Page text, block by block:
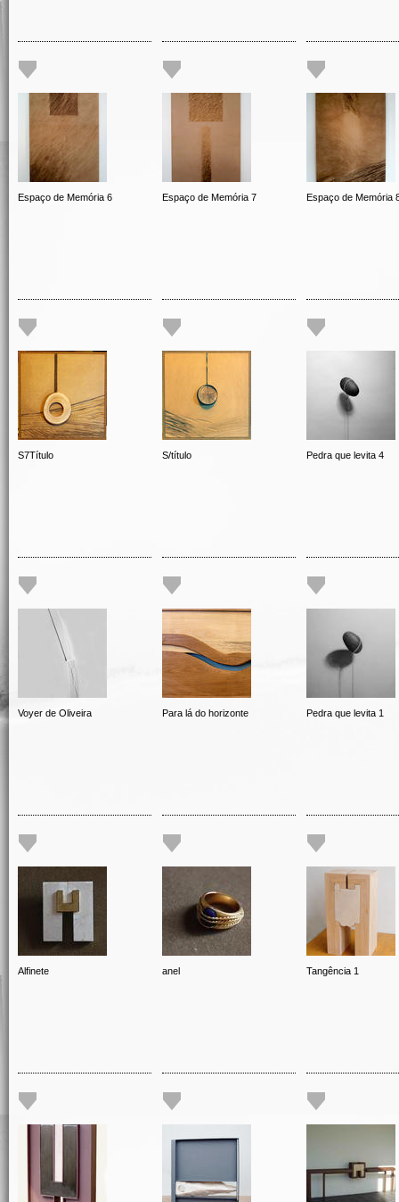
Espaço de Memória 6 Espaço de Memória 7 Espaço de Memória
S7Título S/título Pedra que levita 4
Voyer de Oliveira Para lá do horizonte Pedra que levita 1
Alfinete anel Tangência 1